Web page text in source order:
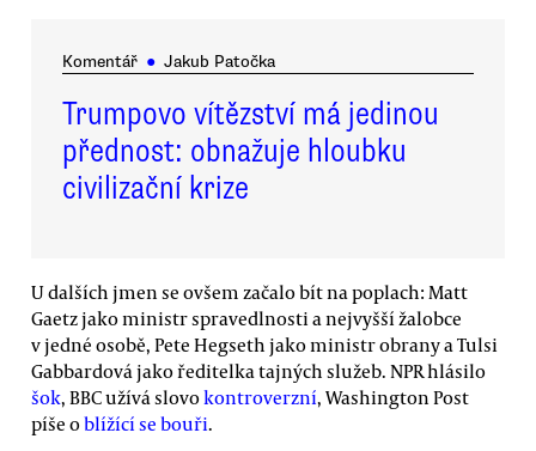
Komentář ● Jakub Patočka
Trumpovo vítězství má jedinou
přednost: obnažuje hloubku
civilizační krize
U dalších jmen se ovšem začalo bít na poplach: Matt
Gaetz jako ministr spravedlnosti a nejvyšší žalobce
v jedné osobě, Pete Hegseth jako ministr obrany a Tulsi
Gabbardová jako ředitelka tajných služeb. NPR hlásilo
šok, BBC užívá slovokontroverzní, Washington Post
píše oblížící se bouři.